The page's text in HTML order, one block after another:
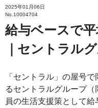
2025年01月06日
No.10004704
給与ベースで
｜セントラル
「セントラル」の屋号
るセントラルグループ
員の生活支援策として